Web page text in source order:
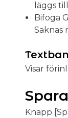
läggs
Bifoga
Saknas
Visar
Spara
Knapp